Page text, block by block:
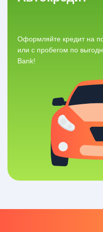
Оформляйте кредит на
или с пробегом по
Bank!